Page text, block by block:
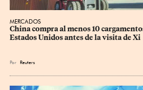
MERCADOS
China compra al menos 10
Estados Unidos antes de la visita de Xi
Por Reuters